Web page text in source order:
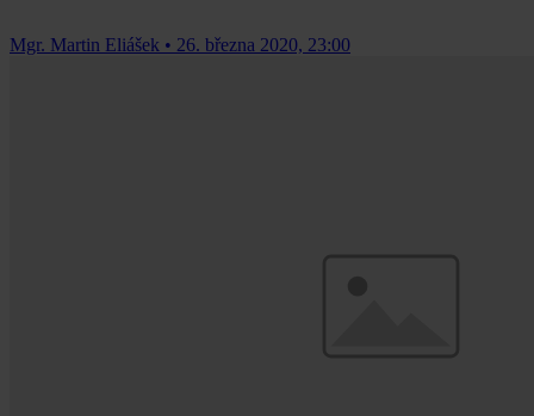
Mgr. Martin Eliášek • 26. března 2020, 23:00